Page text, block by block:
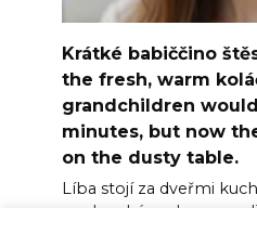
Krátké babiččino
the fresh, warm
grandchildren
minutes, but now
on the dusty table.
Líba stojí za dveřmi
poslouchá rozhovor